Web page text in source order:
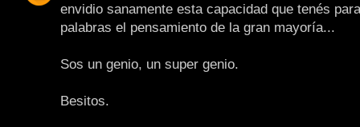
envidio sanamente esta capacidad que tenés
palabras el pensamiento de la gran mayoría...
Sos un genio, un super genio.
Besitos.